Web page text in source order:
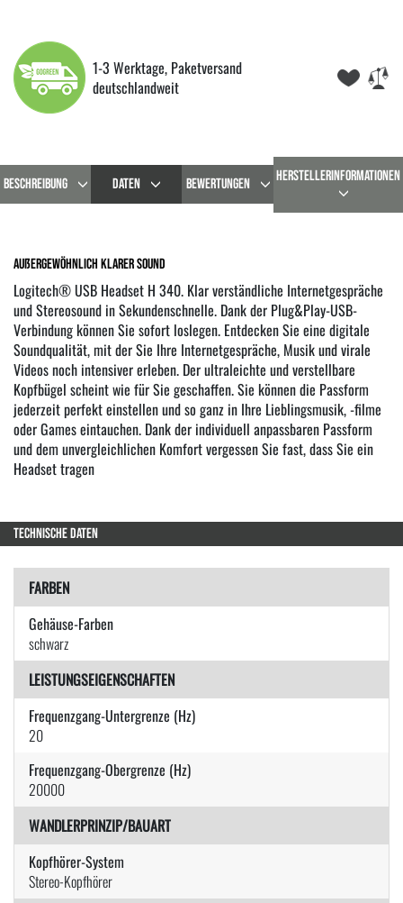
1-3 Werktage, Paketversand
deutschlandweit
BESCHREIBUNG DATEN BEWERTUNGEN HERSTELLERINFORMATIONEN
Außergewöhnlich klarer Sound
Logitech® USB Headset H 340. Klar verständliche Internetgespräche
und Stereosound in Sekundenschnelle. Dank der Plug&Play-USB-
Verbindung können Sie sofort loslegen. Entdecken Sie eine digitale
Soundqualität, mit der Sie Ihre Internetgespräche, Musik und virale
Videos noch intensiver erleben. Der ultraleichte und verstellbare
Kopfbügel scheint wie für Sie geschaffen. Sie können die Passform
jederzeit perfekt einstellen und so ganz in Ihre Lieblingsmusik, -filme
oder Games eintauchen. Dank der individuell anpassbaren Passform
und dem unvergleichlichen Komfort vergessen Sie fast, dass Sie ein
Headset tragen
TECHNISCHE DATEN
FARBEN
Gehäuse-Farben
schwarz
LEISTUNGSEIGENSCHAFTEN
Frequenzgang-Untergrenze (Hz)
20
Frequenzgang-Obergrenze (Hz)
20000
WANDLERPRINZIP/BAUART
Kopfhörer-System
Stereo-Kopfhörer